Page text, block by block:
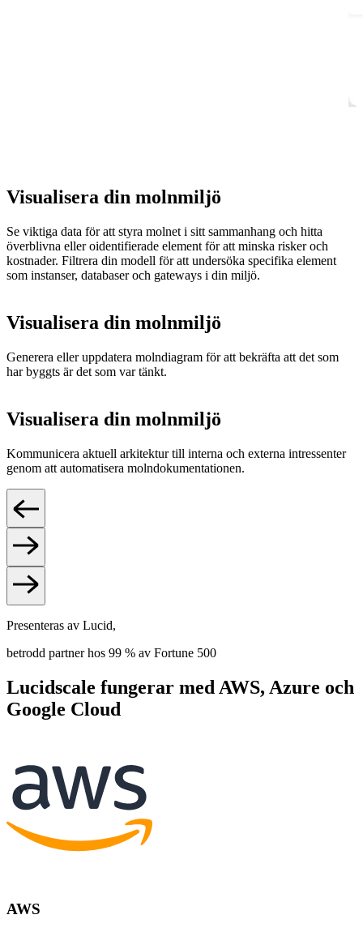
Visualisera din molnmiljö
Se viktiga data för att styra molnet i sitt sammanhang och hitta
överblivna eller oidentifierade element för att minska risker och
kostnader. Filtrera din modell för att undersöka specifika element
som instanser, databaser och gateways i din miljö.
Visualisera din molnmiljö
Generera eller uppdatera molndiagram för att bekräfta att det som
har byggts är det som var tänkt.
Visualisera din molnmiljö
Kommunicera aktuell arkitektur till interna och externa intressenter
genom att automatisera molndokumentationen.
Presenteras av Lucid,
betrodd partner hos 99 % av Fortune 500
Lucidscale fungerar med AWS, Azure och
Google Cloud
AWS